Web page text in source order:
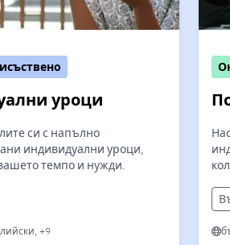
уроци
си с напълно
индивидуални уроци,
темпо и нужди.
+9